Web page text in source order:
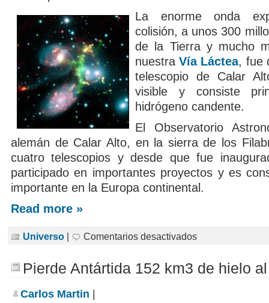
La enorme onda
colisión, a unos 300
de la Tierra y mucho
nuestraVía Láctea, fue
telescopio de Calar
visible y consiste
hidrógeno candente.
El Observatorio
alemán de Calar Alto, en la sierra de los
cuatro telescopios y desde que fue
participado en importantes proyectos y es
importante en la Europa continental.
Read more »
Universo | Comentarios desactivados
constelación
de
Pierde Antártida 152 km3 de hielo
Carlos Martin